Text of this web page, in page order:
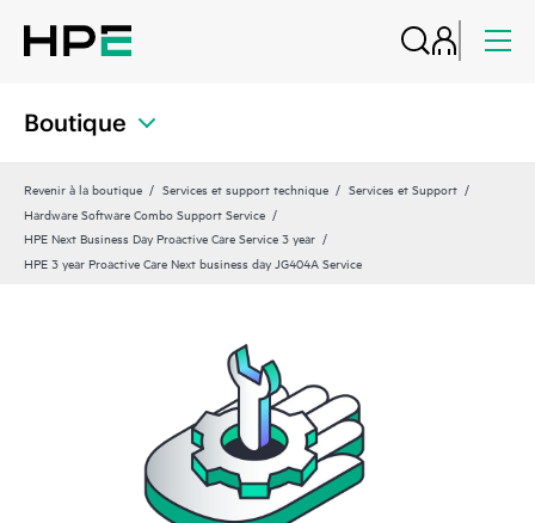
Boutique
Revenir à la boutique Services et support technique
Services et Support
Hardware Software Combo Support Service
HPE Next Business Day Proactive Care Service 3 year
HPE 3 year Proactive Care Next business day JG404A Service